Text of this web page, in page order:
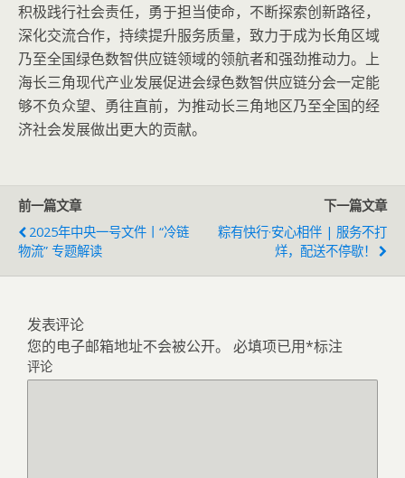
积极践行社会责任，勇于担当使命，不断探索创新路径，
深化交流合作，持续提升服务质量，致力于成为长角区域
乃至全国绿色数智供应链领域的领航者和强劲推动力。上
海长三角现代产业发展促进会绿色数智供应链分会一定能
够不负众望、勇往直前，为推动长三角地区乃至全国的经
济社会发展做出更大的贡献。
前一篇文章
2025年中央一号文件丨“冷链
物流” 专题解读
下一篇文章
粽有快行·安心相伴 | 服务不打
烊，配送不停歇！
发表评论
您的电子邮箱地址不会被公开。 必填项已用*标注
评论